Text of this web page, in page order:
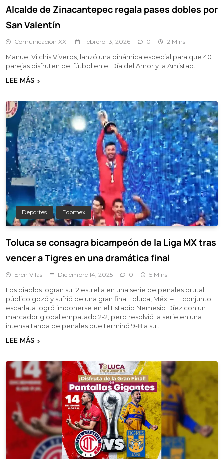
Alcalde de Zinacantepec regala pases dobles por
San Valentín
Comunicación XXI Febrero 13, 2026 0 2 Mins
Manuel Vilchis Viveros, lanzó una dinámica especial para que 40
parejas disfruten del fútbol en el Día del Amor y la Amistad.
LEE MÁS
Deportes Edomex
Toluca se consagra bicampeón de la Liga MX tras
vencer a Tigres en una dramática final
Eren Vilas Diciembre 14, 2025 0 5 Mins
Los diablos logran su 12 estrella en una serie de penales brutal. El
público gozó y sufrió de una gran final Toluca, Méx. – El conjunto
escarlata logró imponerse en el Estadio Nemesio Díez con un
marcador global empatado 2-2, pero resolvió la serie en una
intensa tanda de penales que terminó 9-8 a su…
LEE MÁS